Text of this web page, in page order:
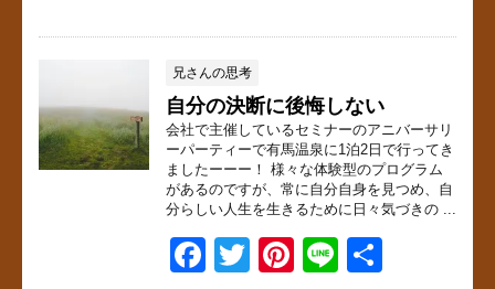
c
e
b
o
o
k
tt
er
er
st
e
兄さんの思考
自分の決断に後悔しない
会社で主催しているセミナーのアニバーサリ
ーパーティーで有馬温泉に1泊2日で行ってき
ましたーーー！ 様々な体験型のプログラム
があるのですが、常に自分自身を見つめ、自
分らしい人生を生きるために日々気づきの ...
F
T
Pi
Li